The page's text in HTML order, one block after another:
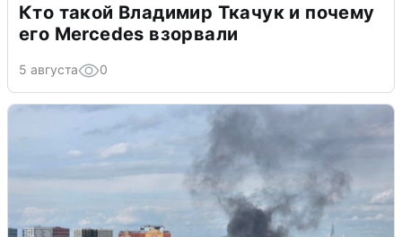
Кто такой Владимир Ткачук и почему
его Mercedes взорвали
5 августа 0